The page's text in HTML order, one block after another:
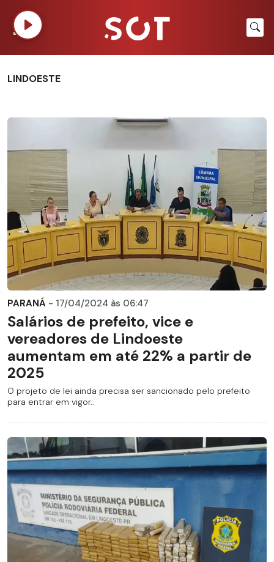
LINDOESTE
PARANÁ - 17/04/2024 às 06:47
Salários de prefeito, vice e
vereadores de Lindoeste
aumentam em até 22% a partir de
2025
O projeto de lei ainda precisa ser sancionado pelo prefeito
para entrar em vigor..